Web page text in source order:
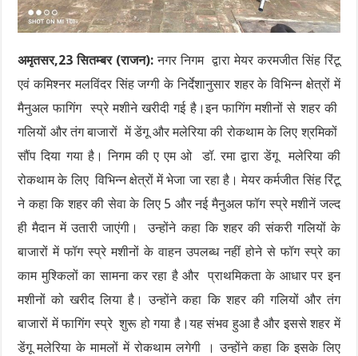
अमृतसर,23 सितम्बर (राजन): नगर निगम द्वारा मेयर करमजीत सिंह रिंटू
एवं कमिश्नर मलविंदर सिंह जग्गी के निर्देशानुसार शहर के विभिन्न क्षेत्रों में
मैनुअल फागिंग स्प्रे मशीने खरीदी गई है।इन फागिंग मशीनों से शहर की
गलियों और तंग बाजारों में डेंगू और मलेरिया की रोकथाम के लिए श्रमिकों
सौंप दिया गया है। निगम की ए एम ओ डॉ. रमा द्वारा डेंगू मलेरिया की
रोकथाम के लिए विभिन्न क्षेत्रों में भेजा जा रहा है। मेयर कर्मजीत सिंह रिंटू
ने कहा कि शहर की सेवा के लिए 5 और नई मैनुअल फॉग स्प्रे मशीनें जल्द
ही मैदान में उतारी जाएंगी। उन्होंने कहा कि शहर की संकरी गलियों के
बाजारों में फॉग स्प्रे मशीनों के वाहन उपलब्ध नहीं होने से फॉग स्प्रे का
काम मुश्किलों का सामना कर रहा है और प्राथमिकता के आधार पर इन
मशीनों को खरीद लिया है। उन्होंने कहा कि शहर की गलियों और तंग
बाजारों में फागिंग स्प्रे शुरू हो गया है।यह संभव हुआ है और इससे शहर में
डेंगू मलेरिया के मामलों में रोकथाम लगेगी । उन्होंने कहा कि इसके लिए